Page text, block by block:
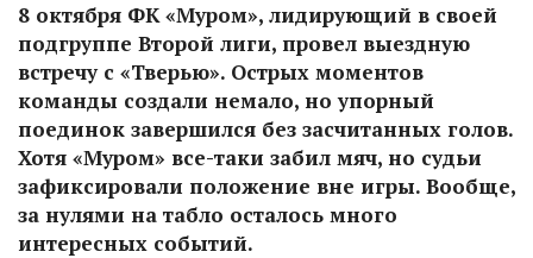
8 октября ФК «Муром», лидирующий в своей
подгруппе Второй лиги, провел выездную
встречу с «Тверью». Острых моментов
команды создали немало, но упорный
поединок завершился без засчитанных голов.
Хотя «Муром» все-таки забил мяч, но судьи
зафиксировали положение вне игры. Вообще,
за нулями на табло осталось много
интересных событий.